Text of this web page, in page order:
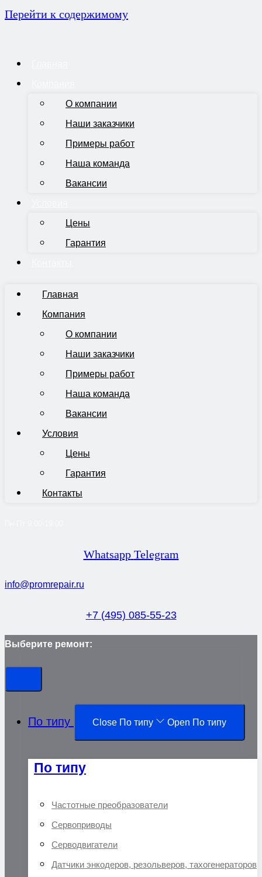
Перейти к содержимому
О компании
Наши заказчики
Примеры работ
Наша команда
Вакансии
Цены
Гарантия
Главная
Компания
О компании
Наши заказчики
Примеры работ
Наша команда
Вакансии
Условия
Цены
Гарантия
Контакты
Whatsapp Telegram
info@promrepair.ru
+7 (495) 085-55-23
Выберите ремонт:
По типу Close По типу Open По типу
По типу
Частотные преобразователи
Сервоприводы
Серводвигатели
Датчики энкодеров, резольверов, тахогенераторов